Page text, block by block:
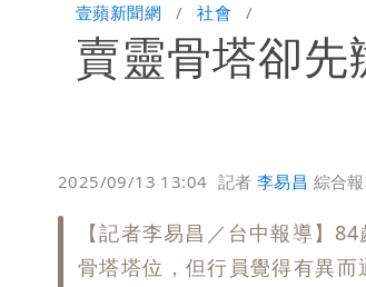
壹蘋新聞網 社會
賣靈骨塔卻
2025/09/13 13:04 記者李易昌 綜合
【記者李易昌／台中報導】
骨塔塔位，但行員覺得有異